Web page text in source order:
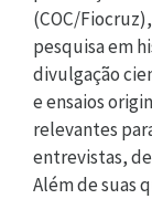
(COC/
pesquisa em
divulgação
e ensaios
relevantes
entrevistas,
Além de suas